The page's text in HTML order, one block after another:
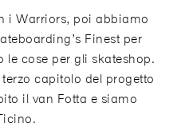
i Warriors, poi abbiamo
Finest per
le cose per gli skateshop.
capitolo del progetto
il van Fotta e siamo